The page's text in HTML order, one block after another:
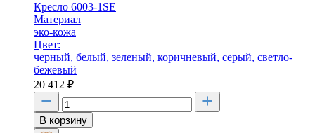
Кресло 6003-1SE
Материал
эко-кожа
Цвет:
черный, белый, зеленый, коричневый, серый, светло-
бежевый
20 412 ₽
В корзину